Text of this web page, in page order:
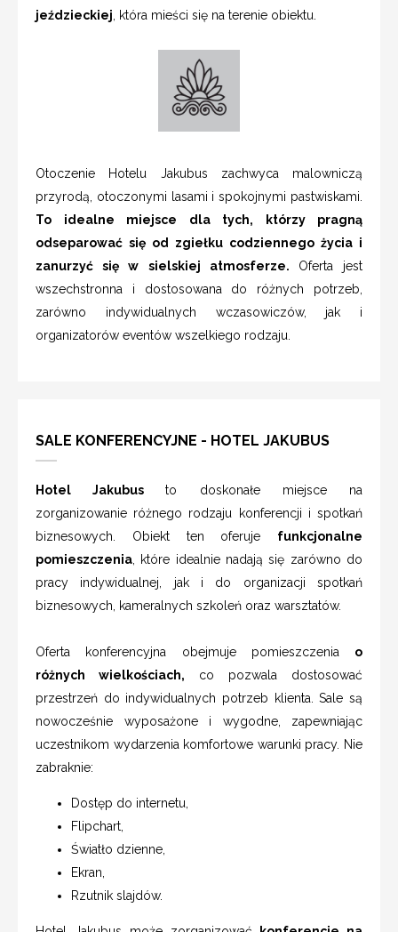
jeździeckiej , która mieści się na terenie obiektu.
Otoczenie Hotelu Jakubus zachwyca malowniczą
przyrodą, otoczonymi lasami i spokojnymi pastwiskami.
To idealne miejsce dla tych, którzy pragną
odseparować się od zgiełku codziennego życia i
zanurzyć się w sielskiej atmosferze. Oferta jest
wszechstronna i dostosowana do różnych potrzeb,
zarówno indywidualnych wczasowiczów, jak i
organizatorów eventów wszelkiego rodzaju.
SALE KONFERENCYJNE - HOTEL JAKUBUS
Hotel Jakubusto doskonałe miejsce na
zorganizowanie różnego rodzaju konferencji i spotkań
biznesowych. Obiekt ten oferuje funkcjonalne
pomieszczenia , które idealnie nadają się zarówno do
pracy indywidualnej, jak i do organizacji spotkań
biznesowych, kameralnych szkoleń oraz warsztatów.
Oferta konferencyjna obejmuje pomieszczenia o
różnych wielkościach, co pozwala dostosować
przestrzeń do indywidualnych potrzeb klienta. Sale są
nowocześnie wyposażone i wygodne, zapewniając
uczestnikom wydarzenia komfortowe warunki pracy. Nie
zabraknie:
Dostęp do internetu,
Flipchart,
Światło dzienne,
Ekran,
Rzutnik slajdów.